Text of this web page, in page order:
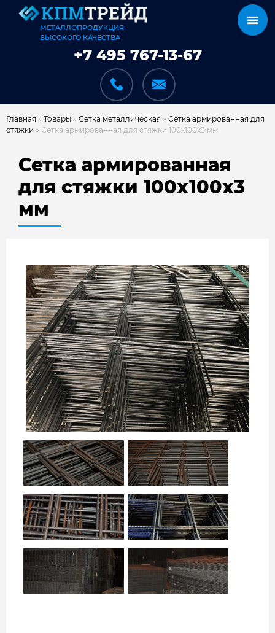
МЕТАЛЛОПРОДУКЦИЯ
ВЫСОКОГО КАЧЕСТВА
+7 495 767-13-67
ДОСТАВКА И ОПЛАТА
НАШИ ОБЪЕКТЫ
ОТЗЫВЫ
О НАС
БЛОГ
КОНТАКТЫ
Главная » Товары » Сетка металлическая » Сетка армированная для
стяжки » Сетка армированная для стяжки 100х100х3 мм
Сетка армированная
для стяжки 100х100х3
мм